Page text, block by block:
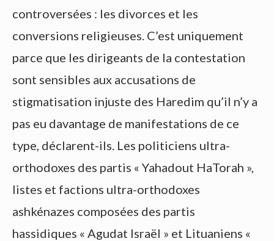
controversées : les divorces et les
conversions religieuses. C’est uniquement
parce que les dirigeants de la contestation
sont sensibles aux accusations de
stigmatisation injuste des Haredim qu’il n’y a
pas eu davantage de manifestations de ce
type, déclarent-ils. Les politiciens ultra-
orthodoxes des partis « Yahadout HaTorah »,
listes et factions ultra-orthodoxes
ashkénazes composées des partis
hassidiques « Agudat Israël » et Lituaniens «